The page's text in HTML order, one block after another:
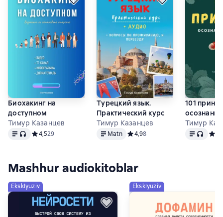
Биохакинг на
доступном
Тимур Казанцев
Matn, audio format mavjud
Средний рейтинг 4,5 на основе 29 оценок
4,529
Турецкий язык.
Практический курс
Тимур Казанцев
MatnMatn Средний рейтинг 4,9 на основе
4,98
101
Тимур
Matn, audio
Mashhur audiokitoblar
Eksklyuziv Eksklyuziv